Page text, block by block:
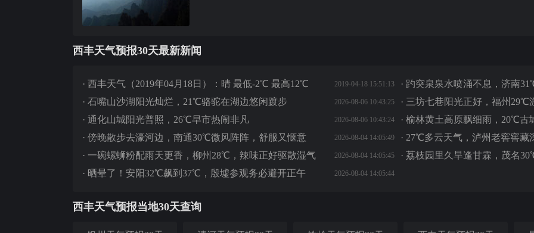
西丰天气预报30天最新新闻
2019-04-18 15:51:13
· 西丰天气（2019年04月18日）：晴 最低-2℃ 最高12℃ · 趵突泉泉水喷涌不息，济南
2026-08-06 10:43:25
· 石嘴山沙湖阳光灿烂，21℃骆驼在湖边悠闲踱步 · 三坊七巷阳光正好，福州29℃
2026-08-06 10:43:24
· 通化山城阳光普照，26℃早市热闹非凡 · 榆林黄土高原飘细雨，20℃古
2026-08-04 14:05:49
· 傍晚散步去濠河边，南通30℃微风阵阵，舒服又惬意 · 27℃多云天气，泸州老窖窖藏
2026-08-04 14:05:45
· 一碗螺蛳粉配雨天更香，柳州28℃，辣味正好驱散湿气 · 荔枝园里久旱逢甘霖，茂名
2026-08-04 14:05:44
· 晒晕了！安阳32℃飙到37℃，殷墟参观务必避开正午
西丰天气预报当地30天查询